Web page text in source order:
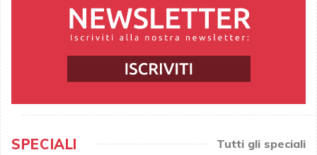
SPECIALI Tutti gli speciali